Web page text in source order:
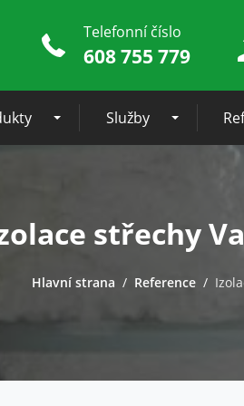
Telefonní číslo
608 755 779
Služby
střechy
Hlavní strana Reference